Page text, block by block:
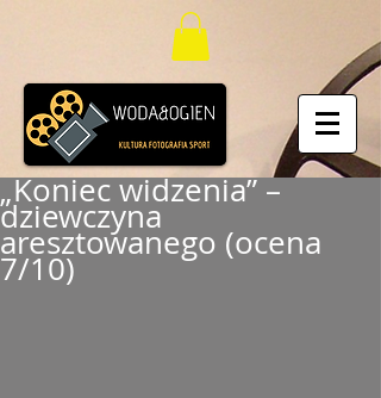
„Koniec widzenia” –
dziewczyna
aresztowanego (ocena
7/10)